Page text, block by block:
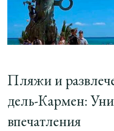
Пляжи и
дель-Кармен:
впечатления